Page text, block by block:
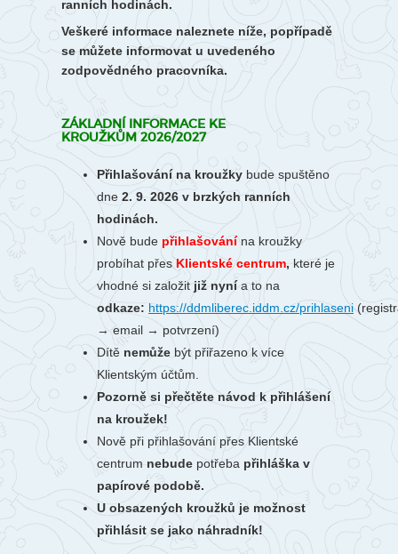
ranních hodinách.
Veškeré informace naleznete níže, popřípadě
se můžete informovat u uvedeného
zodpovědného pracovníka.
ZÁKLADNÍ INFORMACE KE
KROUŽKŮM 2026/2027
Přihlašování na kroužky bude spuštěno
dne 2. 9. 2026 v brzkých ranních
hodinách.
Nově bude přihlašovánína kroužky
probíhat přes Klientské centrum, které je
vhodné si založit již nynía to na
odkaze: https://ddmliberec.iddm.cz/prihlaseni
→ email → potvrzení)
Dítě nemůže být přiřazeno k více
Klientským účtům.
Pozorně si přečtěte návod k přihlášení
na kroužek!
Nově při přihlašování přes Klientské
centrum nebude potřeba přihláška v
papírové podobě.
U obsazených kroužků je možnost
přihlásit se jako náhradník!